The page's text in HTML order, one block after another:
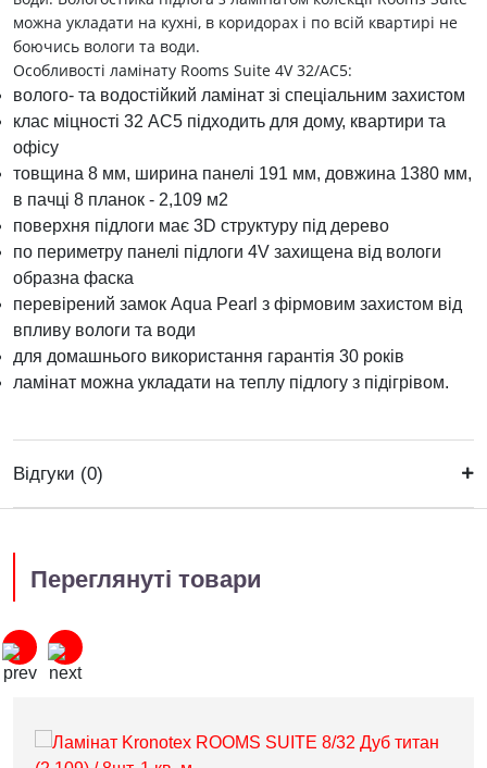
можна укладати на кухні, в коридорах і по всій квартирі не
боючись вологи та води.
Особливості ламінату Rooms Suite 4V 32/АС5:
волого- та водостійкий ламінат зі спеціальним захистом
клас міцності 32 АС5 підходить для дому, квартири та
офісу
товщина 8 мм, ширина панелі 191 мм, довжина 1380 мм,
в пачці 8 планок - 2,109 м2
поверхня підлоги має 3D структуру під дерево
по периметру панелі підлоги 4V захищена від вологи
образна фаска
перевірений замок Aqua Pearl з фірмовим захистом від
впливу вологи та води
для домашнього використання гарантія 30 років
ламінат можна укладати на теплу підлогу з підігрівом.
Відгуки (0)
Переглянуті товари